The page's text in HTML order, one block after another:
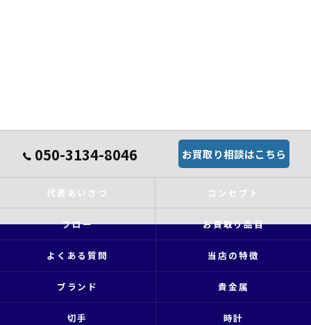
050-3134-8046 お買取り相談はこちら
代表あいさつ コンセプト
フロー お買取り品目
よくある質問 当店の特徴
ブランド 貴金属
切手 時計